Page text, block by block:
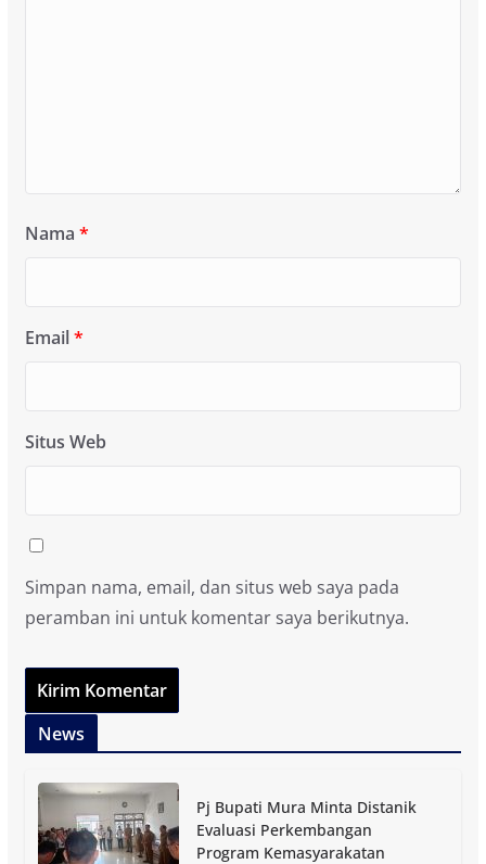
Nama *
Email*
Situs Web
Simpan nama, email, dan situs web saya pada
peramban ini untuk komentar saya berikutnya.
News
Pj Bupati Mura Minta Distanik
Evaluasi Perkembangan
Program Kemasyarakatan